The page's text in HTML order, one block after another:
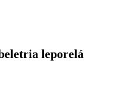
leporelá